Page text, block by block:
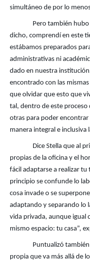
simultáneo de por lo
Pero también
dicho, comprendí en este
estábamos preparados
administrativas ni
dado en nuestra
encontrado con las
que olvidar que esto que
tal, dentro de este proceso
otras para poder
manera integral e inclusiva
Dice Stella que al
propias de la oficina y el
fácil adaptarse a realizar
principio se confunde lo
cosa invade o se
adaptando y separando lo
vida privada, aunque igual
mismo espacio: tu casa”,
Puntualizó
propia que va más allá de